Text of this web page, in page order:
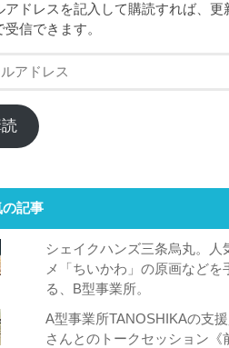
アドレスを記入して購読すれば、更
受信できます。
の記事
シェイクハンズ三条烏丸。人
メ「ちいかわ」の原画などを
る、B型事業所。
A型事業所TANOSHIKAの支
さんとのトークセッション《